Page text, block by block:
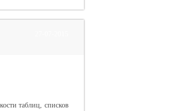
таблиц, списков